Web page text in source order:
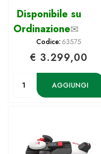
Disponibile su
Ordinazione✉
Codice:63575
€ 3.299,00
AGGIUNGI